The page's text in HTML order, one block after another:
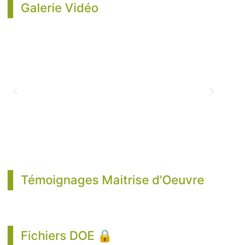
Galerie Vidéo
Témoignages Maitrise d'Oeuvre
Fichiers DOE 🔒